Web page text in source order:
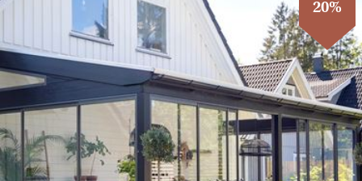
20%